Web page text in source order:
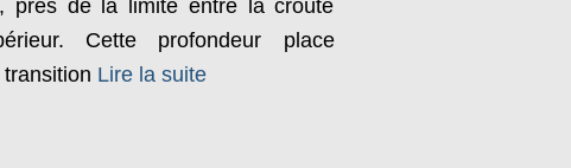
près de la limite entre la croûte
Cette profondeur place
transition Lire la suite